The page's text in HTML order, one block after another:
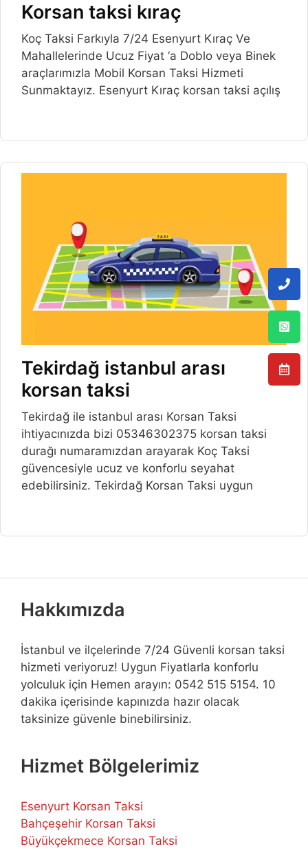
Korsan taksi kıraç
Koç Taksi Farkıyla 7/24 Esenyurt Kıraç Ve
Mahallelerinde Ucuz Fiyat ‘a Doblo veya Binek
araçlarımızla Mobil Korsan Taksi Hizmeti
Sunmaktayız. Esenyurt Kıraç korsan taksi açılış
Tekirdağ istanbul arası
korsan taksi
Tekirdağ ile istanbul arası Korsan Taksi
ihtiyacınızda bizi 05346302375 korsan taksi
durağı numaramızdan arayarak Koç Taksi
güvencesiyle ucuz ve konforlu seyahat
edebilirsiniz. Tekirdağ Korsan Taksi uygun
Hakkımızda
İstanbul ve ilçelerinde 7/24 Güvenli korsan taksi
hizmeti veriyoruz! Uygun Fiyatlarla konforlu
yolculuk için Hemen arayın: 0542 515 5154. 10
dakika içerisinde kapınızda hazır olacak
taksinize güvenle binebilirsiniz.
Hizmet Bölgelerimiz
Esenyurt Korsan Taksi
Bahçeşehir Korsan Taksi
Büyükçekmece Korsan Taksi